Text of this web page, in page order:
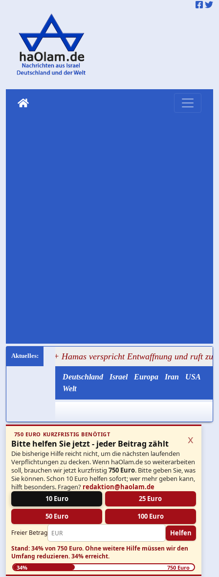
Hamas verspricht Entwaffnung und ruft zugleich zum
Deutschland Israel Europa Iran
USA
Welt
750 EURO KURZFRISTIG BENÖTIGT
Bitte helfen Sie jetzt - jeder Beitrag zählt
Die bisherige Hilfe reicht nicht, um die nächsten laufenden
Verpflichtungen zu decken. Wenn haOlam.de so weiterarbeiten
soll, brauchen wir jetzt kurzfristig750 Euro. Bitte geben Sie, was
Sie können. Schon 10 Euro helfen sofort; wer mehr geben kann,
hilft besonders. Fragen? redaktion@haolam.de
10 Euro
25 Euro
50 Euro 100 Euro
Freier Betrag Helfen
x
Stand: 34% von 750 Euro.Ohne weitere Hilfe müssen wir den
Umfang reduzieren.34% erreicht.
34% 750 Euro